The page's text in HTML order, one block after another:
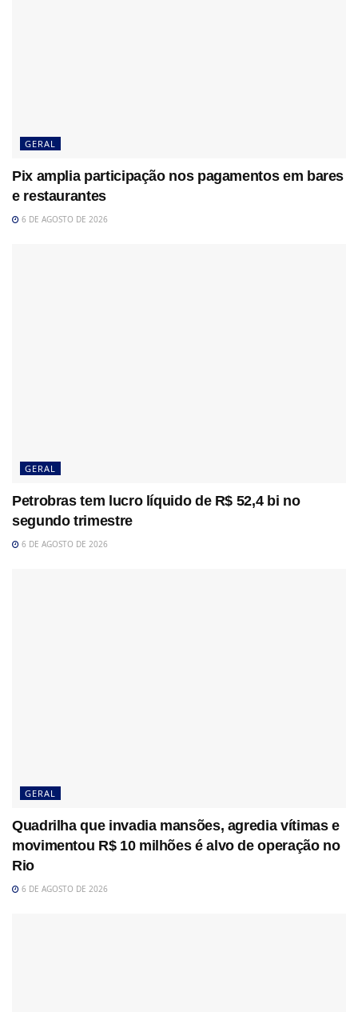
GERAL
Pix amplia participação nos pagamentos em bares
e restaurantes
6 DE AGOSTO DE 2026
GERAL
Petrobras tem lucro líquido de R$ 52,4 bi no
segundo trimestre
6 DE AGOSTO DE 2026
GERAL
Quadrilha que invadia mansões, agredia vítimas e
movimentou R$ 10 milhões é alvo de operação no
Rio
6 DE AGOSTO DE 2026